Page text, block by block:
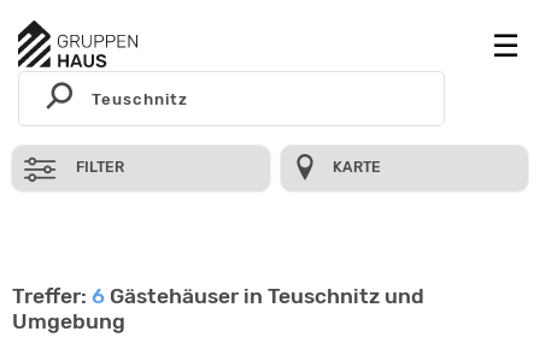
FILTER KARTE
Treffer: 6 Gästehäuser in Teuschnitz und
Umgebung